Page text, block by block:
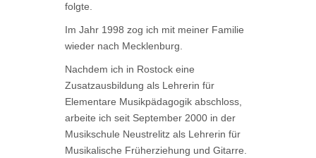
folgte.
Im Jahr 1998 zog ich mit meiner Familie
wieder nach Mecklenburg.
Nachdem ich in Rostock eine
Zusatzausbildung als Lehrerin für
Elementare Musikpädagogik abschloss,
arbeite ich seit September 2000 in der
Musikschule Neustrelitz als Lehrerin für
Musikalische Früherziehung und Gitarre.